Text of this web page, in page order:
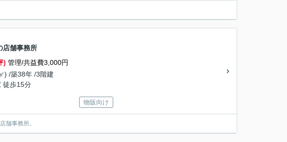
店舗事務所
) 管理/共益費3,000円
) /築38年 /3階建
徒歩15分
物販向け
舗事務所。